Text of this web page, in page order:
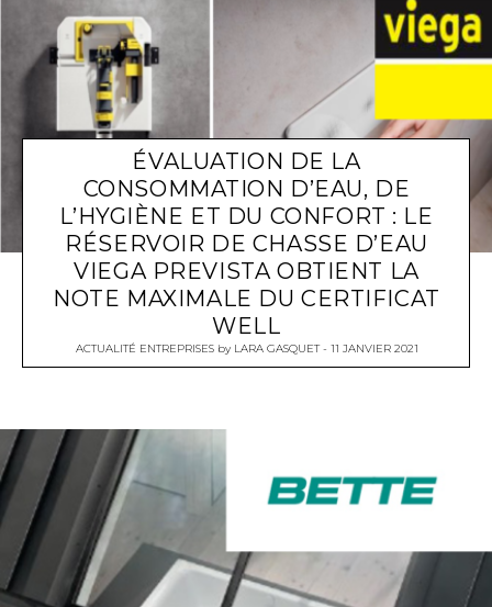
ÉVALUATION DE LA
CONSOMMATION D’EAU, DE
L’HYGIÈNE ET DU CONFORT : LE
RÉSERVOIR DE CHASSE D’EAU
VIEGA PREVISTA OBTIENT LA
NOTE MAXIMALE DU CERTIFICAT
WELL
ACTUALITÉ ENTREPRISESby LARA GASQUET 11 JANVIER 2021